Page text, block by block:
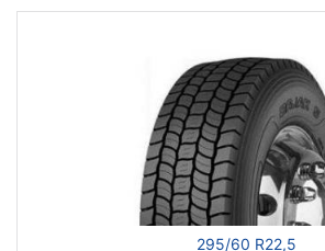
295/60 R22,5